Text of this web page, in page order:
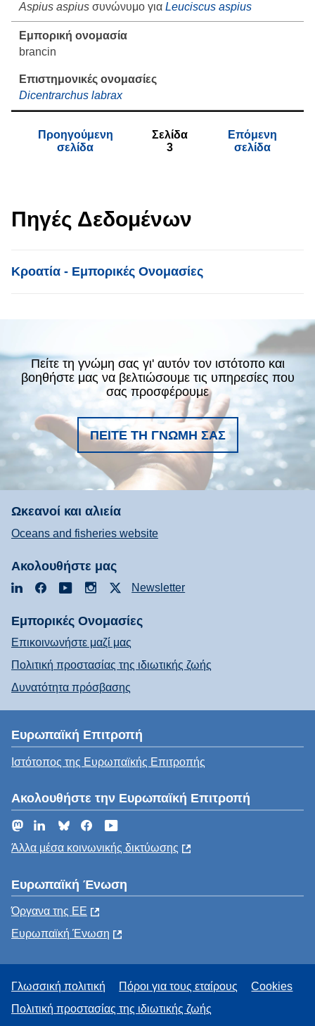
Aspius aspiusσυνώνυμο για Leuciscus aspius
brancin
Dicentrarchus labrax
Προηγούμενη
σελίδα
Σελίδα
3
Επόμενη
σελίδα
Πηγές Δεδομένων
List item
Κροατία - Εμπορικές Ονομασίες
Πείτε τη γνώμη σας γι' αυτόν τον ιστότοπο και
βοηθήστε μας να βελτιώσουμε τις υπηρεσίες που
σας προσφέρουμε
ΠΕΊΤΕ ΤΗ ΓΝΏΜΗ ΣΑΣ
Ωκεανοί και αλιεία
Oceans and fisheries website
Ακολουθήστε μας
LinkedInFacebookYouTubeInstagramNewsletter
Εμπορικές Ονομασίες
Επικοινωνήστε μαζί μας
Πολιτική προστασίας της ιδιωτικής ζωής
Δυνατότητα πρόσβασης
Ευρωπαϊκή Επιτροπή
Ιστότοπος της Ευρωπαϊκής Επιτροπής
Ακολουθήστε την Ευρωπαϊκή Επιτροπή
MastodonLinkedInBlueskyFacebook
Άλλα μέσα κοινωνικής δικτύωσης
Ευρωπαϊκή Ένωση
Όργανα της ΕΕ
Ευρωπαϊκή Ένωση
Γλωσσική πολιτική Πόροι για τους εταίρους
Cookies
Πολιτική προστασίας της ιδιωτικής ζωής